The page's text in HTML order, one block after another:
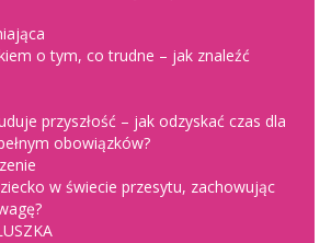
o tym, co trudne – jak znaleźć
przyszłość – jak odzyskać czas dla
obowiązków?
w świecie przesytu, zachowując